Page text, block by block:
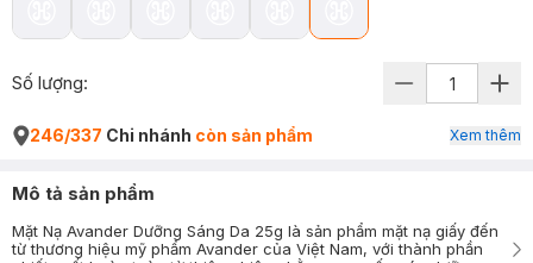
Số lượng:
246/337 Chi nhánh còn sản phẩm Xem thêm
Mô tả sản phẩm
Mặt Nạ Avander Dưỡng Sáng Da 25g là sản phẩm mặt nạ giấy đến
từ thương hiệu mỹ phẩm Avander của Việt Nam, với thành phần